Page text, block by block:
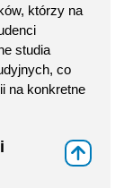
którzy na
studia
co
na konkretne